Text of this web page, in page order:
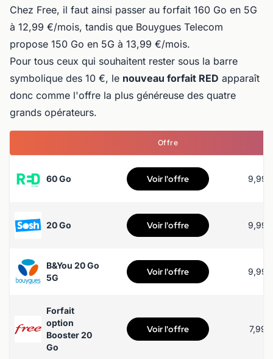
Chez Free, il faut ainsi passer au forfait 160 Go en 5G
à 12,99 €/mois, tandis que Bouygues Telecom
propose 150 Go en 5G à 13,99 €/mois.
Pour tous ceux qui souhaitent rester sous la barre
symbolique des 10 €, le nouveau forfait RED apparaît
donc comme l'offre la plus généreuse des quatre
grands opérateurs.
Offre
60 Go Voir l'offre
20 Go Voir l'offre
B&You 20 Go
5G
Voir l'offre
Forfait
option
Booster 20
Go
Voir l'offre